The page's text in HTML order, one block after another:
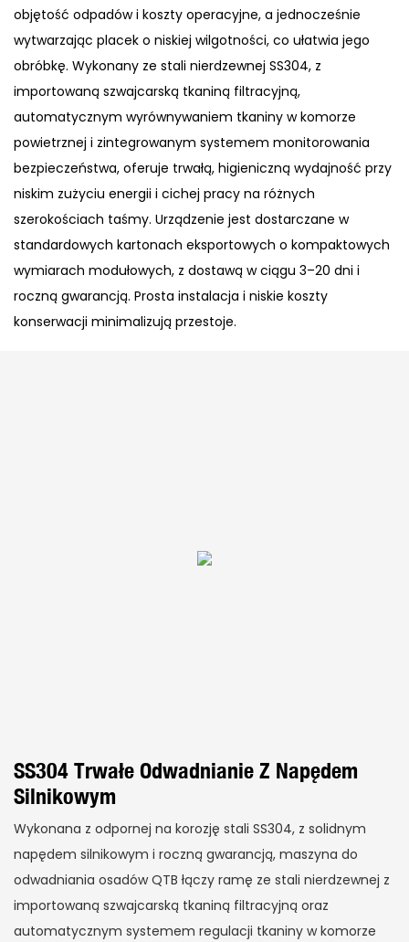
objętość odpadów i koszty operacyjne, a jednocześnie
wytwarzając placek o niskiej wilgotności, co ułatwia jego
obróbkę. Wykonany ze stali nierdzewnej SS304, z
importowaną szwajcarską tkaniną filtracyjną,
automatycznym wyrównywaniem tkaniny w komorze
powietrznej i zintegrowanym systemem monitorowania
bezpieczeństwa, oferuje trwałą, higieniczną wydajność przy
niskim zużyciu energii i cichej pracy na różnych
szerokościach taśmy. Urządzenie jest dostarczane w
standardowych kartonach eksportowych o kompaktowych
wymiarach modułowych, z dostawą w ciągu 3–20 dni i
roczną gwarancją. Prosta instalacja i niskie koszty
konserwacji minimalizują przestoje.
SS304 Trwałe Odwadnianie Z Napędem
Silnikowym
Wykonana z odpornej na korozję stali SS304, z solidnym
napędem silnikowym i roczną gwarancją, maszyna do
odwadniania osadów QTB łączy ramę ze stali nierdzewnej z
importowaną szwajcarską tkaniną filtracyjną oraz
automatycznym systemem regulacji tkaniny w komorze